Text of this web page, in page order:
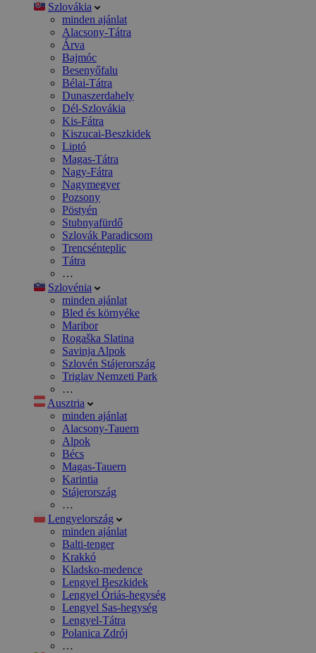
Szlovákia
minden ajánlat
Alacsony-Tátra
Árva
Bajmóc
Besenyőfalu
Bélai-Tátra
Dunaszerdahely
Dél-Szlovákia
Kis-Fátra
Kiszucai-Beszkidek
Liptó
Magas-Tátra
Nagy-Fátra
Nagymegyer
Pozsony
Pöstyén
Stubnyafürdő
Szlovák Paradicsom
Trencsénteplic
Tátra
…
Szlovénia
minden ajánlat
Bled és környéke
Maribor
Rogaška Slatina
Savinja Alpok
Szlovén Stájerország
Triglav Nemzeti Park
…
Ausztria
minden ajánlat
Alacsony-Tauern
Alpok
Bécs
Magas-Tauern
Karintia
Stájerország
…
Lengyelország
minden ajánlat
Balti-tenger
Krakkó
Kladsko-medence
Lengyel Beszkidek
Lengyel Óriás-hegység
Lengyel Sas-hegység
Lengyel-Tátra
Polanica Zdrój
…